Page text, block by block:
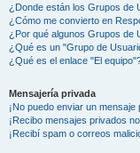
¿Donde están los Grupos de
¿Cómo me convierto en
¿Por qué algunos Grupos de
¿Qué es un "Grupo de
¿Qué es el enlace "El
Mensajería privada
¡No puedo enviar un mensaje
¡Recibo mensajes privados
¡Recibí spam o correos